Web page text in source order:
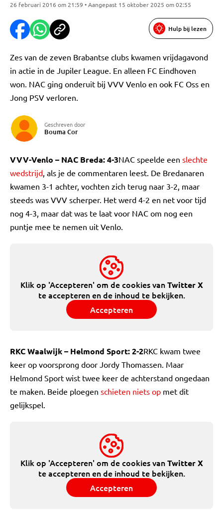
26 februari 2016 om 21:59 • Aangepast 15 oktober 2025 om 02:55
Hulp bij lezen
Zes van de zeven Brabantse clubs kwamen vrijdagavond
in actie in de Jupiler League. En alleen FC Eindhoven
won. NAC ging onderuit bij VVV Venlo en ook FC Oss en
Jong PSV verloren.
Geschreven door
Bouma Cor
VVV-Venlo – NAC Breda: 4-3NAC speelde een slechte
wedstrijd, als je de commentaren leest. De Bredanaren
kwamen 3-1 achter, vochten zich terug naar 3-2, maar
steeds was VVV scherper. Het werd 4-2 en net voor tijd
nog 4-3, maar dat was te laat voor NAC om nog een
puntje mee te nemen uit Venlo.
Klik op 'Accepteren' om de cookies vanTwitter X
te accepteren en de inhoud te bekijken.
Accepteren
RKC Waalwijk – Helmond Sport: 2-2RKC kwam twee
keer op voorsprong door Jordy Thomassen. Maar
Helmond Sport wist twee keer de achterstand ongedaan
te maken. Beide ploegen schieten niets op met dit
gelijkspel.
Klik op 'Accepteren' om de cookies vanTwitter X
te accepteren en de inhoud te bekijken.
Accepteren